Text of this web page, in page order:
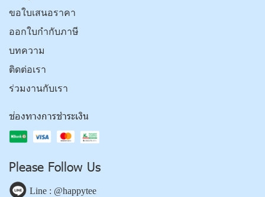
ขอใบเสนอราคา
ออกใบกำกับภาษี
บทความ
ติดต่อเรา
ร่วมงานกับเรา
ช่องทางการชำระเงิน
Please Follow Us
Line : @happytee